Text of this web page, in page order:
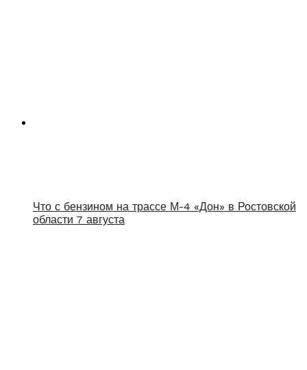
Что с бензином на трассе М-4 «Дон» в Ростовской
области 7 августа